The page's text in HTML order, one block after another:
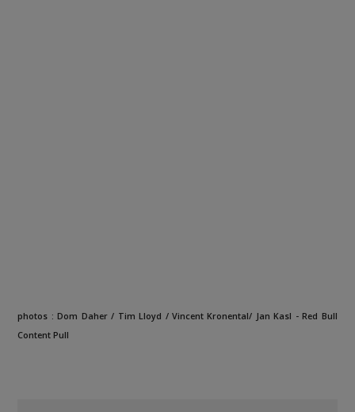
photos : Dom Daher / Tim Lloyd / Vincent Kronental/ Jan Kasl - Red Bull
Content Pull